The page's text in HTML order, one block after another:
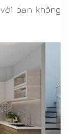
bạn không